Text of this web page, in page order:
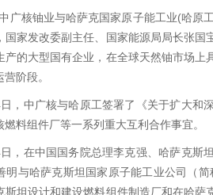
广核铀业与哈萨克国家原子能工业(哈原
国家发改委副主任、国家能源局局长张
产的大型国有企业，在全球天然铀市场
阶段。
，中广核与哈原工签署了《关于扩大和
料组件厂等一系列重大互利合作事宜。
，在中国国务院总理李克强、哈萨克斯
明与哈萨克斯坦国家原子能工业公司（
斯坦设计和建设燃料组件制造厂和在哈